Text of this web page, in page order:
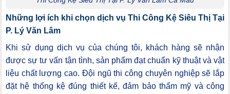
Những lợi ích khi chọn dịch vụ Thi Công Kệ Siêu Thị Tại
P. Lý Văn Lâm
Khi sử dụng dịch vụ của chúng tôi, khách hàng sẽ nhận
được sự tư vấn tận tình, sản phẩm đạt chuẩn kỹ thuật và vật
liệu chất lượng cao. Đội ngũ thi công chuyên nghiệp sẽ lắp
đặt hệ thống kệ đúng thiết kế, đảm bảo thẩm mỹ và công